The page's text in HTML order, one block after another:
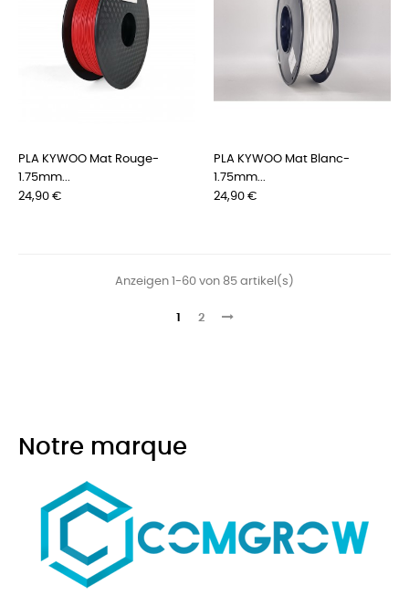
PLA KYWOO Mat Rouge-
1.75mm...
Preis
24,90 €
PLA KYWOO Mat Blanc-
1.75mm...
Preis
24,90 €
Anzeigen 1-60 von 85 artikel(s)
1 2
Notre marque